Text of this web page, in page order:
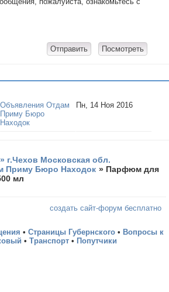
Объявления Отдам
Приму Бюро
Находок
Пн, 14 Ноя 2016
г.Чехов Московская обл.
Приму Бюро Находок » Парфюм для
мл
создать сайт-форум бесплатно
• Страницы Губернского • Вопросы к
• Транспорт • Попутчики